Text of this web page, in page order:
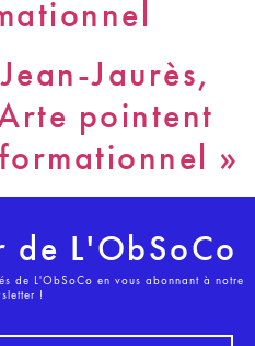
Jaurès,
pointent
»
de L'ObSoCo
de L'ObSoCo en vous abonnant à notre
!